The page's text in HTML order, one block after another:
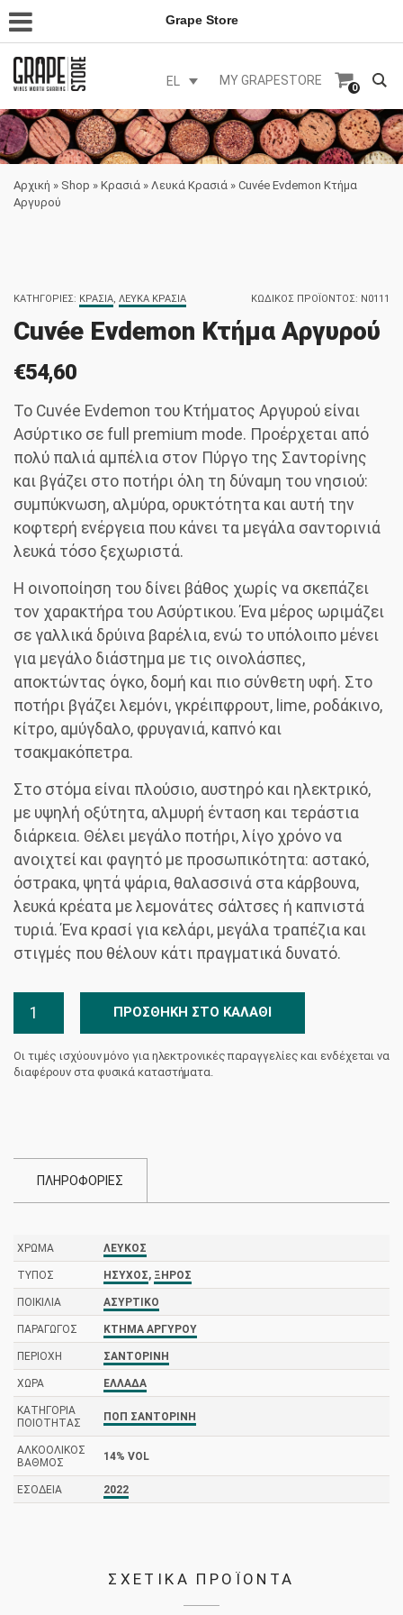
Grape Store
EL MY GRAPESTORE
0
Αρχική » Shop » Κρασιά » Λευκά Κρασιά » Cuvée Evdemon Κτήμα
Αργυρού
ΚΩΔΙΚΌΣ ΠΡΟΪΌΝΤΟΣ: N0111
ΚΑΤΗΓΟΡΊΕΣ: ΚΡΑΣΙΆ, ΛΕΥΚΆ ΚΡΑΣΙΆ
Cuvée Evdemon Κτήμα Αργυρού
€54,60
Το Cuvée Evdemon του Κτήματος Αργυρού είναι
Ασύρτικο σε full premium mode. Προέρχεται από
πολύ παλιά αμπέλια στον Πύργο της Σαντορίνης
και βγάζει στο ποτήρι όλη τη δύναμη του νησιού:
συμπύκνωση, αλμύρα, ορυκτότητα και αυτή την
κοφτερή ενέργεια που κάνει τα μεγάλα σαντορινιά
λευκά τόσο ξεχωριστά.
Η οινοποίηση του δίνει βάθος χωρίς να σκεπάζει
τον χαρακτήρα του Ασύρτικου. Ένα μέρος ωριμάζει
σε γαλλικά δρύινα βαρέλια, ενώ το υπόλοιπο μένει
για μεγάλο διάστημα με τις οινολάσπες,
αποκτώντας όγκο, δομή και πιο σύνθετη υφή. Στο
ποτήρι βγάζει λεμόνι, γκρέιπφρουτ, lime, ροδάκινο,
κίτρο, αμύγδαλο, φρυγανιά, καπνό και
τσακμακόπετρα.
Στο στόμα είναι πλούσιο, αυστηρό και ηλεκτρικό,
με υψηλή οξύτητα, αλμυρή ένταση και τεράστια
διάρκεια. Θέλει μεγάλο ποτήρι, λίγο χρόνο να
ανοιχτεί και φαγητό με προσωπικότητα: αστακό,
όστρακα, ψητά ψάρια, θαλασσινά στα κάρβουνα,
λευκά κρέατα με λεμονάτες σάλτσες ή καπνιστά
τυριά. Ένα κρασί για κελάρι, μεγάλα τραπέζια και
στιγμές που θέλουν κάτι πραγματικά δυνατό.
Cuvée
Κτήμα
Αργυρού
ΠΡΟΣΘΉΚΗ ΣΤΟ ΚΑΛΆΘΙ
Οι τιμές ισχύουν μόνο για ηλεκτρονικές παραγγελίες και ενδέχεται να
διαφέρουν στα φυσικά καταστήματα.
ΠΛΗΡΟΦΟΡΙΕΣ
ΧΡΏΜΑ ΛΕΥΚΌΣ
ΤΎΠΟΣ ΉΣΥΧΟΣ, ΞΗΡΌΣ
ΠΟΙΚΙΛΊΑ ΑΣΎΡΤΙΚΟ
ΠΑΡΑΓΩΓΌΣ ΚΤΉΜΑ ΑΡΓΥΡΟΎ
ΠΕΡΙΟΧΉ ΣΑΝΤΟΡΊΝΗ
ΧΏΡΑ ΕΛΛΆΔΑ
ΚΑΤΗΓΟΡΊΑ
ΠΟΙΌΤΗΤΑΣ
ΠΟΠ ΣΑΝΤΟΡΊΝΗ
ΑΛΚΟΟΛΙΚΌΣ
ΒΑΘΜΌΣ
14% VOL
ΕΣΟΔΕΊΑ 2022
ΣΧΕΤΙΚΑ ΠΡΟΪΟΝΤΑ